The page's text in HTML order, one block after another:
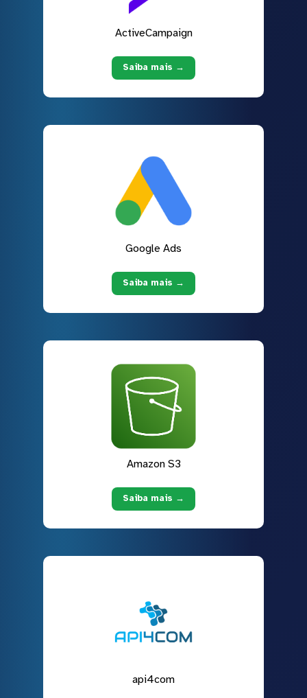
ActiveCampaign
Saiba mais →
Google Ads
Saiba mais →
Amazon S3
Saiba mais →
api4com